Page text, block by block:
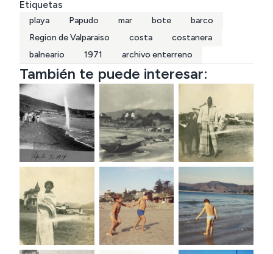
Etiquetas
playa Papudo mar bote
barco
Region de Valparaiso
costa
costanera
balneario
1971 archivo enterreno
También te puede interesar: